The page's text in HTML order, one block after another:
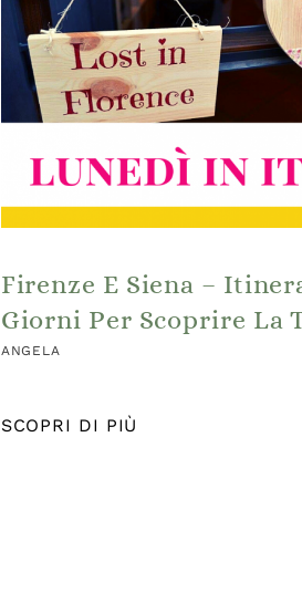
Firenze E Siena –
Giorni Per Scoprire La
ANGELA
SCOPRI DI PIÙ